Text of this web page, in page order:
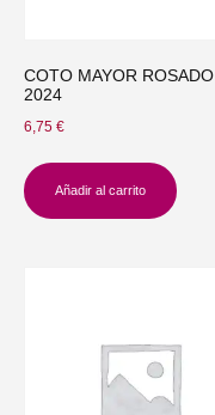
COTO MAYOR ROSADO
2024
6,75 €
Añadir al carrito